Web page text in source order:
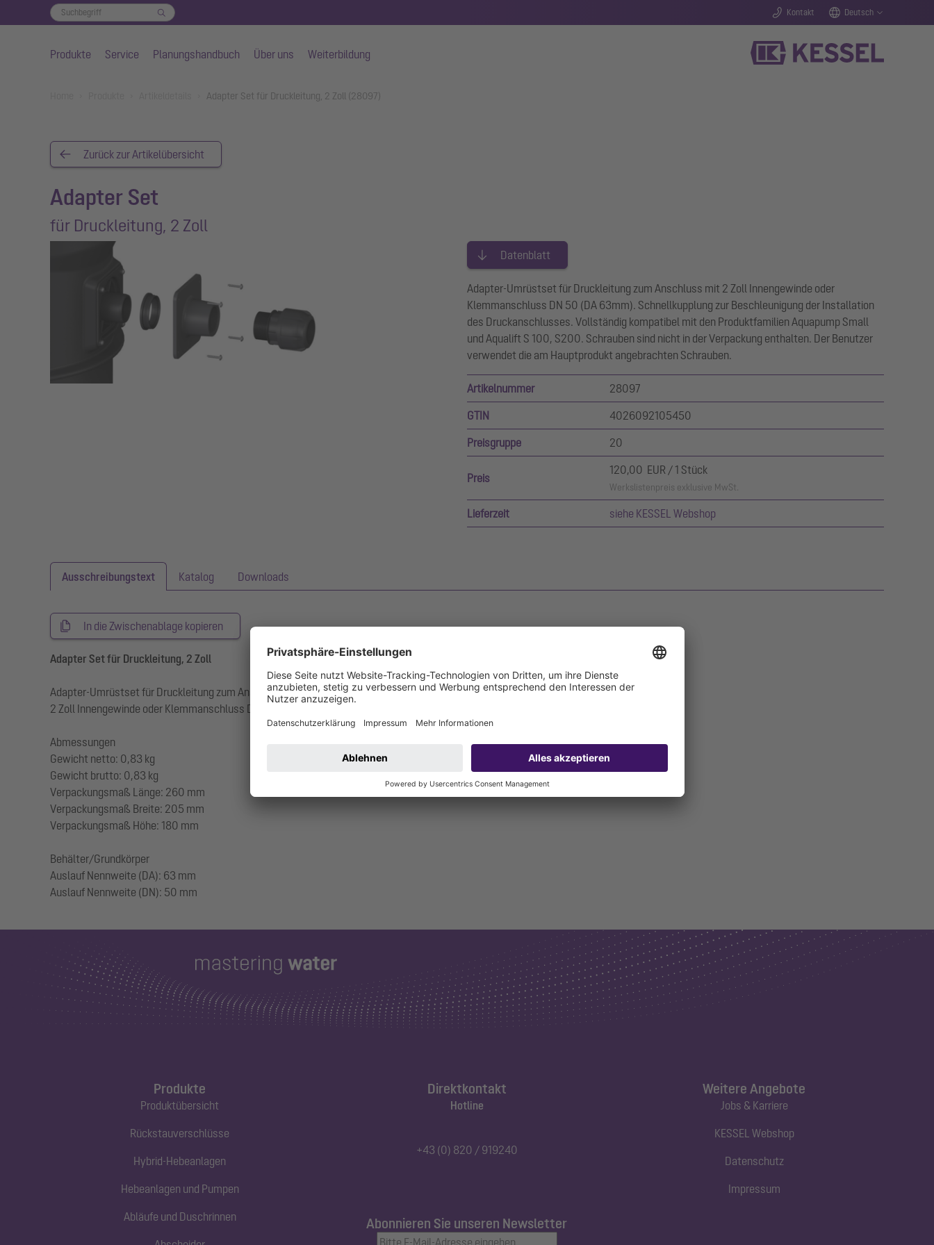
Kontakt Deutsch
Produkte Service Planungshandbuch Über uns Weiterbildung
Adapter Set für Druckleitung, 2 Zoll (28097)
Zurück zur Artikelübersicht
Adapter Set
für Druckleitung, 2 Zoll
Datenblatt
Adapter-Umrüstset für Druckleitung zum Anschluss mit 2 Zoll Innengewinde oder
Klemmanschluss DN 50 (DA 63mm). Schnellkupplung zur Beschleunigung der Installation
des Druckanschlusses. Vollständig kompatibel mit den Produktfamilien Aquapump Small
und Aqualift S 100, S200. Schrauben sind nicht in der Verpackung enthalten. Der Benutzer
verwendet die am Hauptprodukt angebrachten Schrauben.
Artikelnummer 28097
GTIN 4026092105450
Preisgruppe 20
Preis
120,00 EUR / 1 Stück
Werkslistenpreis exklusive MwSt.
Lieferzeit siehe KESSEL Webshop
Ausschreibungstext Katalog Downloads
In die Zwischenablage kopieren
Adapter Set für Druckleitung, 2 Zoll
Adapter-Umrüstset für Druckleitung zum Anschluss mit
2 Zoll Innengewinde oder Klemmanschluss DN 50 (DA 63mm).
Abmessungen
Gewicht netto: 0,83 kg
Gewicht brutto: 0,83 kg
Verpackungsmaß Länge: 260 mm
Verpackungsmaß Breite: 205 mm
Verpackungsmaß Höhe: 180 mm
Behälter/Grundkörper
Auslauf Nennweite (DA): 63 mm
Produkte
Produktübersicht
Rückstauverschlüsse
Hybrid-Hebeanlagen
Hebeanlagen und Pumpen
Abläufe und Duschrinnen
Direktkontakt
Hotline
+43 (0) 820 / 919240
Abonnieren Sie unseren Newsletter
Weitere Angebote
Jobs & Karriere
KESSEL Webshop
Datenschutz
Impressum